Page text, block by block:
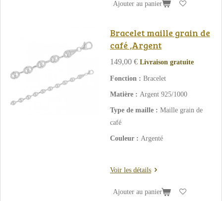
Ajouter au panier
Bracelet maille grain de
café ,Argent
149,00 € Livraison gratuite
Fonction : Bracelet
Matière : Argent 925/1000
Type de maille : Maille grain de
café
Couleur : Argenté
Voir les détails
Ajouter au panier